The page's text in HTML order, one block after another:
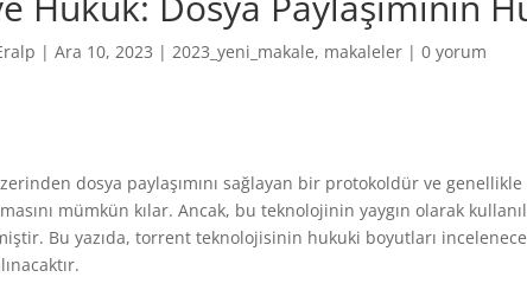
|Ara 10, 2023 |2023_yeni_makale, makaleler |0 yorum
dosya paylaşımını sağlayan bir protokoldür ve genellikle
mümkün kılar. Ancak, bu teknolojinin yaygın olarak
Bu yazıda, torrent teknolojisinin hukuki boyutları